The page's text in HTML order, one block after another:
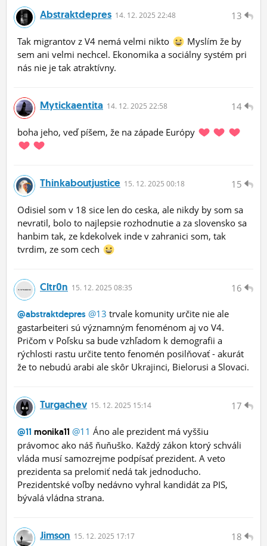
13
Abstraktdepres 14. 12. 2025 22:48
Tak migrantov z V4 nemá velmi nikto
Myslím že by
sem ani velmi nechcel. Ekonomika a sociálny systém pri
nás nie je tak atraktívny.
14
Mytickaentita 14. 12. 2025 22:58
boha jeho, veď píšem, že na západe Európy
15
Thinkaboutjustice 15. 12. 2025 00:18
Odisiel som v 18 sice len do ceska, ale nikdy by som sa
nevratil, bolo to najlepsie rozhodnutie a za slovensko sa
hanbim tak, ze kdekolvek inde v zahranici som, tak
tvrdim, ze som cech
16
Cltr0n 15. 12. 2025 08:35
@abstraktdepres @13 trvale komunity určite nie ale
gastarbeiteri sú významným fenoménom aj vo V4.
Pričom v Poľsku sa bude vzhľadom k demografii a
rýchlosti rastu určite tento fenomén posilňovať - akurát
že to nebudú arabi ale skôr Ukrajinci, Bielorusi a Slovaci.
17
Turgachev 15. 12. 2025 15:14
@11 monika11 @11 Áno ale prezident má vyššiu
právomoc ako náš ňuňuško. Každý zákon ktorý schváli
vláda musí samozrejme podpísať prezident. A veto
prezidenta sa prelomiť nedá tak jednoducho.
Prezidentské voľby nedávno vyhral kandidát za PIS,
bývalá vládna strana.
18
Jimson 15. 12. 2025 17:17